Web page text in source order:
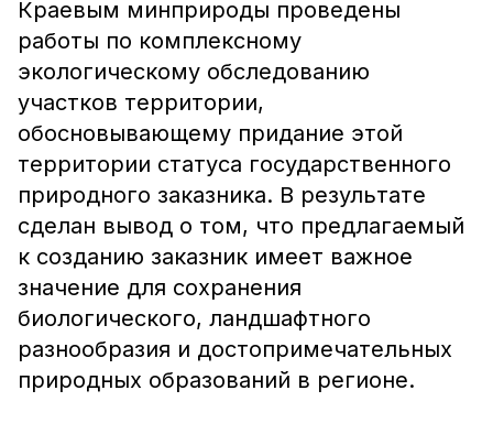
Краевым минприроды проведены
работы по комплексному
экологическому обследованию
участков территории,
обосновывающему придание этой
территории статуса государственного
природного заказника. В результате
сделан вывод о том, что предлагаемый
к созданию заказник имеет важное
значение для сохранения
биологического, ландшафтного
разнообразия и достопримечательных
природных образований в регионе.